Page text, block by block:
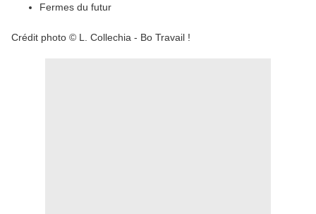
Fermes du futur
Crédit photo © L. Collechia - Bo Travail !